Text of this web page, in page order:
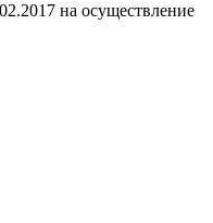
на осуществление